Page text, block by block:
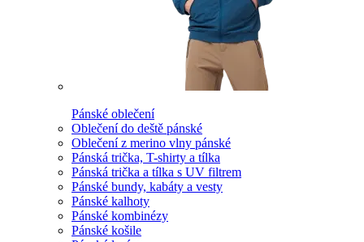
Pánské oblečení
Oblečení do deště pánské
Oblečení z merino vlny pánské
Pánská trička, T-shirty a tílka
Pánská trička a tílka s UV filtrem
Pánské bundy, kabáty a vesty
Pánské kalhoty
Pánské kombinézy
Pánské košile